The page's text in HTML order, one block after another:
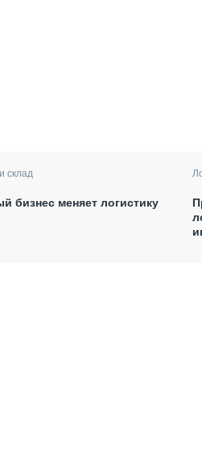
склад
бизнес меняет логистику